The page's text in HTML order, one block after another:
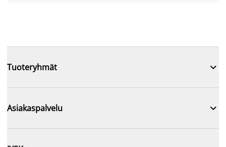
Tuoteryhmät 
Asiakaspalvelu 